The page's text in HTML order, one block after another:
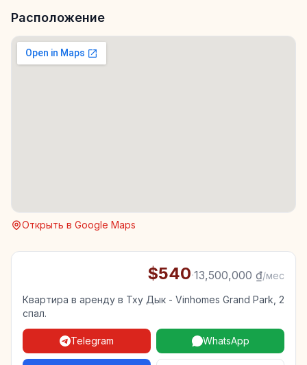
Расположение
Открыть в Google Maps
$540·13,500,000 ₫/мес
Квартира в аренду в Тху Дык - Vinhomes Grand Park, 2
спал.
Telegram WhatsApp